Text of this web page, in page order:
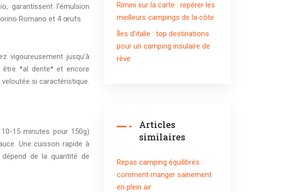
garantissent l’émulsion
Romano et 4 œufs.
vigoureusement jusqu’à
être *al dente* et encore
si caractéristique.
15 minutes pour 150g)
Une cuisson rapide à
de la quantité de
Rimini sur la carte : repérer les
meilleurs campings de la côte
Îles d’italie : top destinations
pour un camping insulaire de
rêve
Articles
similaires
Repas camping équilibrés :
comment manger sainement
en plein air